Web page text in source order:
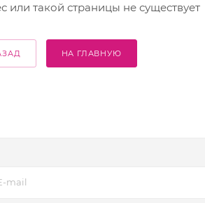
или такой страницы не существует
НА ГЛАВНУЮ